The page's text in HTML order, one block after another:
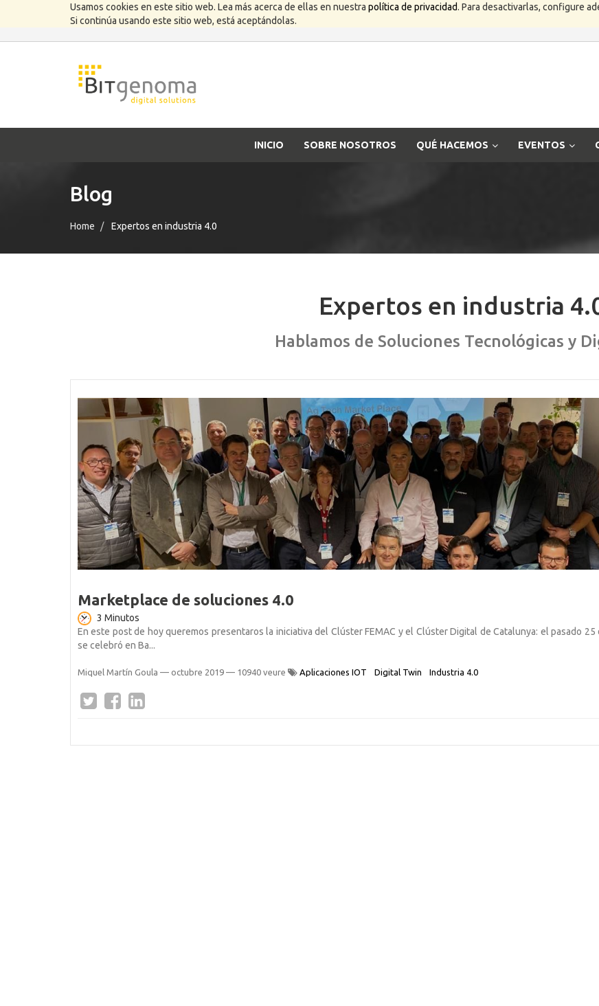
Usamos cookies en este sitio web. Lea más acerca de ellas en nuestra política de privacidad. Para desactivarlas, configure
Si continúa usando este sitio web, está aceptándolas.
INICIO SOBRE NOSOTROS QUÉ HACEMOS EVENTOS
Blog
Home Expertos en industria 4.0
Expertos en industria
Hablamos de Soluciones Tecnológicas y
Marketplace de soluciones 4.0
3 Minutos
En este post de hoy queremos presentaros la iniciativa del Clúster FEMAC y el Clúster Digital de Catalunya: el pasado 25
se celebró en Ba...
Miquel Martín Goula — octubre 2019 — 10940 veure Aplicaciones IOT Digital Twin Industria 4.0